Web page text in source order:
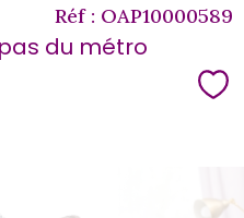
du métro
Réf : OAP10000589